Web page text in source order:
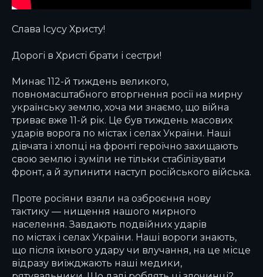
Слава Ісусу Христу!
Дорогі в Христі брати і сестри!
Минає 112-й тиждень великого,
повномасштабного вторгнення росії на мирну
українську землю, хоча ми знаємо, що війна
триває вже 11-й рік. Це був тиждень масових
ударів ворога по містах і селах України. Наші
дівчата і хлопці на фронті героїчно захищають
свою землю і зуміли не тільки стабілізувати
фронт, а й зупинити наступ російського війська.
Проте росіяни взяли на озброєння нову
тактику — нищення нашого мирного
населення. Завдають подвійних ударів
по містах і селах України. Наші вороги знають,
що після їхнього удару чи влучання, на це місце
відразу виїжджають наші медики,